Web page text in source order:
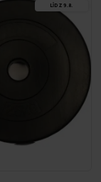
LĪDZ 9.8.